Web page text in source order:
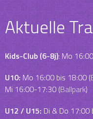
Aktuelle
Kids-Club (6-8j): Mo
U10: Mo 16:00 bis 18:00 (
Mi 16:00-17:30 (Ballpark)
U12 / U15:Di & Do 17:00